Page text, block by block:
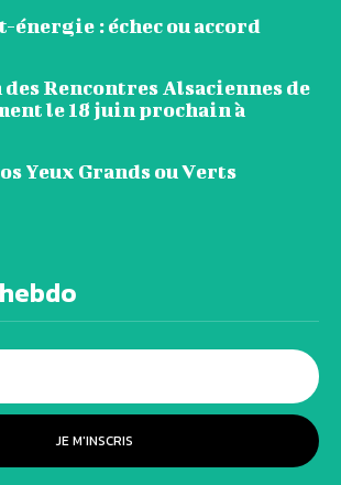
énergie : échec ou accord
Rencontres Alsaciennes de
le 18 juin prochain à
Yeux Grands ou Verts
JE M'INSCRIS